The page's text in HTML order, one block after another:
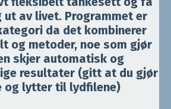
ut av livet. Programmeter
da det kombinerer
og metoder, noe som gjør
skjer automatisk og
resultater (gitt at du gjør
og lytter til lydfilene)